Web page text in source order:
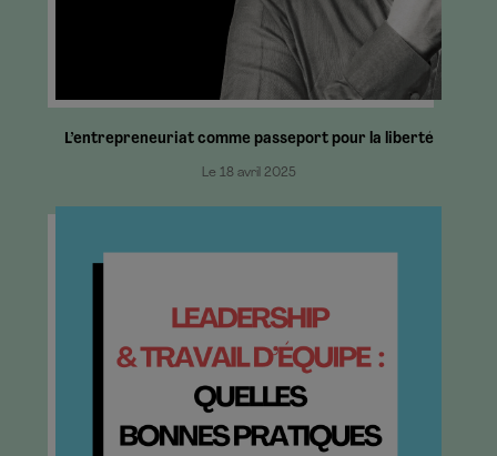
L’entrepreneuriat comme passeport pour la liberté
Le 18 avril 2025